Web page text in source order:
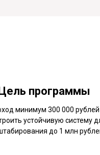
Цель программы
минимум 300 000
устойчивую систему
до 1 млн